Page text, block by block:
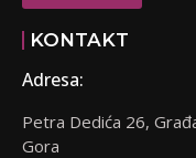
KONTAKT
Adresa:
Petra Dedića 26,
Gora